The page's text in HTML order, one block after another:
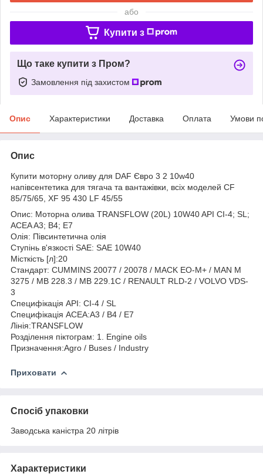
або
Купити з
Що таке купити з Пром?
Замовлення під захистом
Опис Характеристики Доставка Оплата Умови
Опис
Купити моторну оливу для DAF Євро 3 2 10w40
напівсентетика для тягача та вантажівки, всіх моделей CF
85/75/65, XF 95 430 LF 45/55
Опис: Моторна олива TRANSFLOW (20L) 10W40 API CI-4; SL;
ACEA A3; B4; E7
Олія: Півсинтетична олія
Ступінь в'язкості SAE: SAE 10W40
Місткість [л]:20
Стандарт: CUMMINS 20077 / 20078 / MACK EO-M+ / MAN M
3275 / MB 228.3 / MB 229.1С / RENAULT RLD-2 / VOLVO VDS-
3
Специфікація API: CI-4 / SL
Специфікація ACEA:A3 / B4 / E7
Лінія:TRANSFLOW
Розділення піктограм: 1. Engine oils
Призначення:Agro / Buses / Industry
Приховати
Спосіб упаковки
Заводська каністра 20 літрів
Характеристики